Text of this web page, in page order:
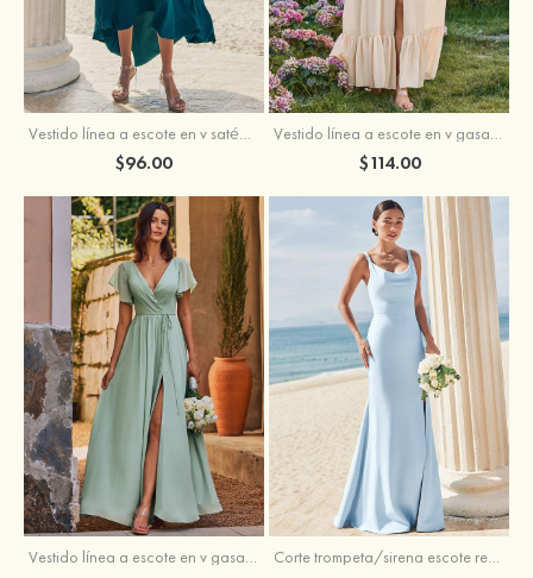
Vestido línea a escote en v satén elástico asimétrico vestido de dama de honor
$96.00
Vestido línea a escote en v gasa hasta el suelo vestido de dama de honor
$114.00
Vestido línea a escote en v gasa hasta el suelo vestido de dama de honor Corte trompeta/sirena escote redondo crepé elástico hasta el suelo vestido de dama de honor